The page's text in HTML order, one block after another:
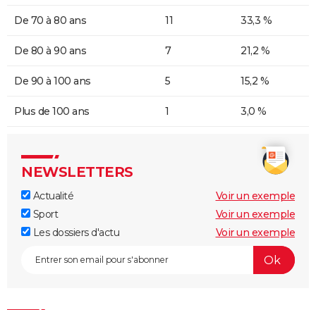
De 70 à 80 ans 11 33,3 %
De 80 à 90 ans 7 21,2 %
De 90 à 100 ans 5 15,2 %
Plus de 100 ans 1 3,0 %
NEWSLETTERS
Actualité
Voir un exemple
Sport
Voir un exemple
Les dossiers d'actu
Voir un exemple